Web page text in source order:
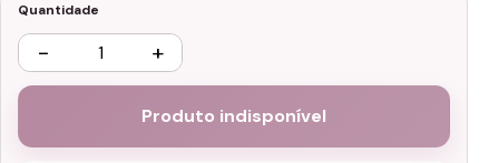
Quantidade
− +
Produto indisponível